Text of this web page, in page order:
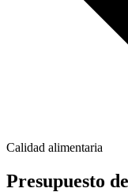
Calidad alimentaria
Presupuesto